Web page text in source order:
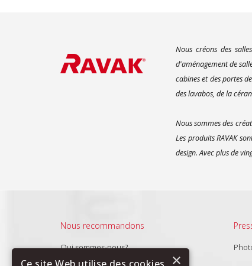
Nous créons des
d'aménagement de
cabines et des portes
des lavabos, de la
Nous sommes des
Les produits RAVAK
design. Avec plus de
Nous recommandons
Qui sommes-nous?
Produits
×